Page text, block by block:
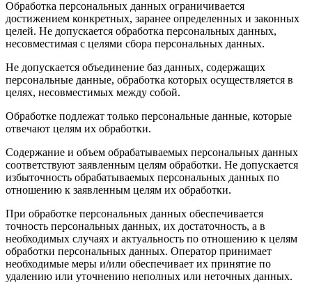
Обработка персональных данных ограничивается
достижением конкретных, заранее определенных и законных
целей. Не допускается обработка персональных данных,
несовместимая с целями сбора персональных данных.
Не допускается объединение баз данных, содержащих
персональные данные, обработка которых осуществляется в
целях, несовместимых между собой.
Обработке подлежат только персональные данные, которые
отвечают целям их обработки.
Содержание и объем обрабатываемых персональных данных
соответствуют заявленным целям обработки. Не допускается
избыточность обрабатываемых персональных данных по
отношению к заявленным целям их обработки.
При обработке персональных данных обеспечивается
точность персональных данных, их достаточность, а в
необходимых случаях и актуальность по отношению к целям
обработки персональных данных. Оператор принимает
необходимые меры и/или обеспечивает их принятие по
удалению или уточнению неполных или неточных данных.